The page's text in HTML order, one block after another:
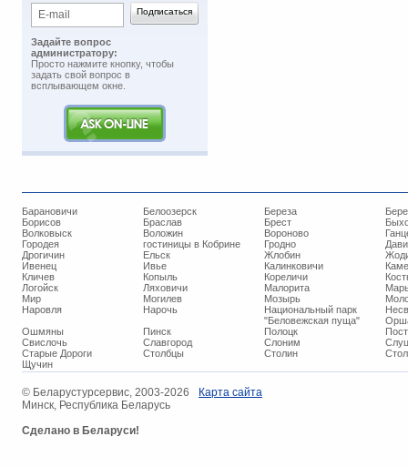
Задайте вопрос
администратору:
Просто нажмите кнопку, чтобы
задать свой вопрос в
всплывающем окне.
Барановичи Белоозерск Береза
Борисов
Браслав Брест
Волковыск
Воложин Вороново
Городея
гостиницы в Кобрине Гродно
Дрогичин
Ельск Жлобин
Ивенец
Ивье Калинковичи
Кличев
Копыль Кореличи
Логойск
Ляховичи Малорита
Мир
Могилев Мозырь
Наровля
Нарочь
Национальный парк
"Беловежская пуща"
Ошмяны
Пинск Полоцк
Свислочь
Славгород Слоним
Старые Дороги
Столбцы Столин
Щучин
© ​Беларустурсервис, 2003-2026
Минск, Республика Беларусь
Сделано в Беларуси!
Карта сайта